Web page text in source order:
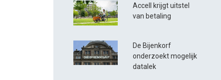
Accell krijgt uitstel
van betaling
De Bijenkorf
onderzoekt mogelijk
datalek